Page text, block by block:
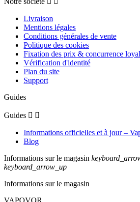
Livraison
Mentions légales
Conditions générales de vente
Politique des cookies
Fixation des prix & concurrence
Vérification d'identité
Plan du site
Support
Guides
Guides  
Informations officielles et à jour –
Blog
Informations sur le magasin
keyboard_arrow_up
Informations sur le magasin